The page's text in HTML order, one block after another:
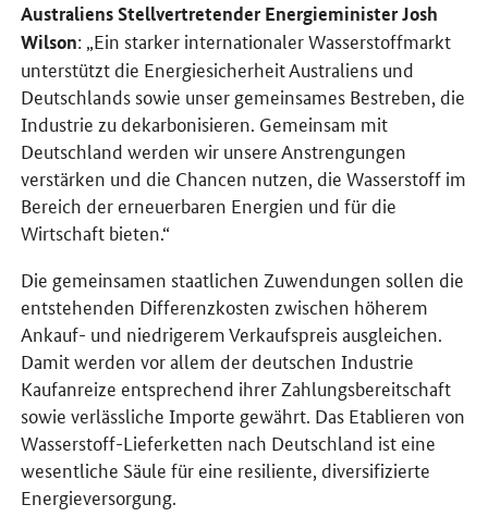
Australiens Stellvertretender Energieminister Josh
Wilson: „Ein starker internationaler Wasserstoffmarkt
unterstützt die Energiesicherheit Australiens und
Deutschlands sowie unser gemeinsames Bestreben, die
Industrie zu dekarbonisieren. Gemeinsam mit
Deutschland werden wir unsere Anstrengungen
verstärken und die Chancen nutzen, die Wasserstoff im
Bereich der erneuerbaren Energien und für die
Wirtschaft bieten.“
Die gemeinsamen staatlichen Zuwendungen sollen die
entstehenden Differenzkosten zwischen höherem
Ankauf- und niedrigerem Verkaufspreis ausgleichen.
Damit werden vor allem der deutschen Industrie
Kaufanreize entsprechend ihrer Zahlungsbereitschaft
sowie verlässliche Importe gewährt. Das Etablieren von
Wasserstoff-Lieferketten nach Deutschland ist eine
wesentliche Säule für eine resiliente, diversifizierte
Energieversorgung.